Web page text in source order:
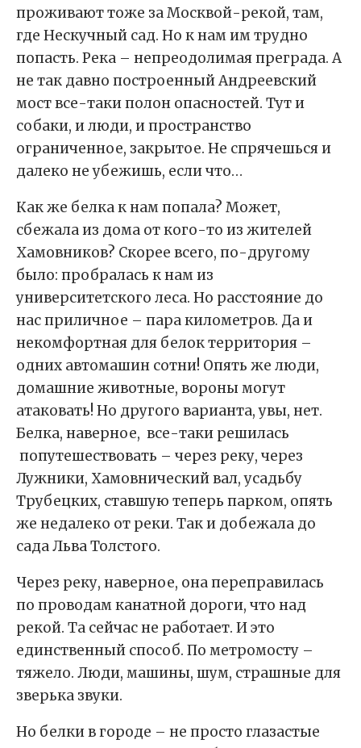
проживают тоже за Москвой-рекой, там,
где Нескучный сад. Но к нам им трудно
попасть. Река – непреодолимая преграда. А
не так давно построенный Андреевский
мост все-таки полон опасностей. Тут и
собаки, и люди, и пространство
ограниченное, закрытое. Не спрячешься и
далеко не убежишь, если что…
Как же белка к нам попала? Может,
сбежала из дома от кого-то из жителей
Хамовников? Скорее всего, по-другому
было: пробралась к нам из
университетского леса. Но расстояние до
нас приличное – пара километров. Да и
некомфортная для белок территория –
одних автомашин сотни! Опять же люди,
домашние животные, вороны могут
атаковать! Но другого варианта, увы, нет.
Белка, наверное, все-таки решилась
попутешествовать – через реку, через
Лужники, Хамовнический вал, усадьбу
Трубецких, ставшую теперь парком, опять
же недалеко от реки. Так и добежала до
сада Льва Толстого.
Через реку, наверное, она переправилась
по проводам канатной дороги, что над
рекой. Та сейчас не работает. И это
единственный способ. По метромосту –
тяжело. Люди, машины, шум, страшные для
зверька звуки.
Но белки в городе – не просто глазастые